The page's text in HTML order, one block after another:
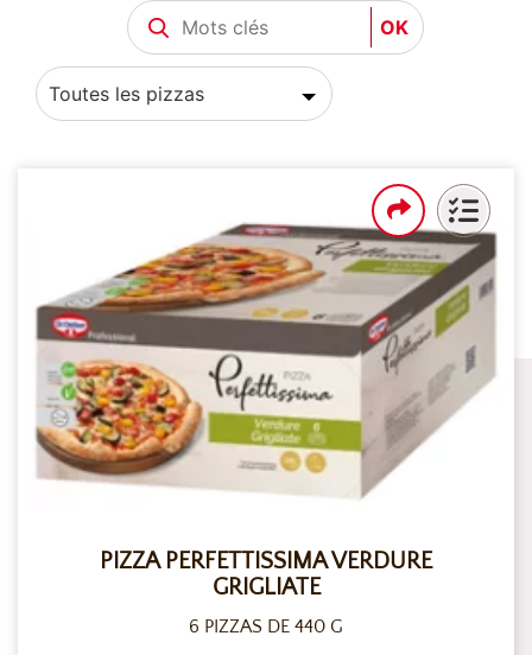
OK
Toutes les pizzas
PIZZA PERFETTISSIMA VERDURE
GRIGLIATE
6 PIZZAS DE 440 G